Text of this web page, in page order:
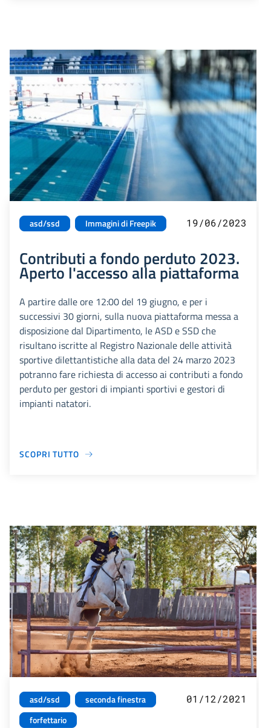
asd/ssd Immagini di Freepik 19/06/2023
Contributi a fondo perduto 2023.
Aperto l'accesso alla piattaforma
A partire dalle ore 12:00 del 19 giugno, e per i
successivi 30 giorni, sulla nuova piattaforma messa a
disposizione dal Dipartimento, le ASD e SSD che
risultano iscritte al Registro Nazionale delle attività
sportive dilettantistiche alla data del 24 marzo 2023
potranno fare richiesta di accesso ai contributi a fondo
perduto per gestori di impianti sportivi e gestori di
impianti natatori.
SCOPRI TUTTO
asd/ssd
seconda finestra
forfettario
01/12/2021